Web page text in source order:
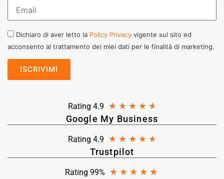
Dichiaro di aver letto la Policy Privacy vigente sul sito ed
acconsento al trattamento dei miei dati per le finalità di marketing.
Rating 4.9 ★ ★ ★ ★ ★
Google My Business
Rating 4.9 ★ ★ ★ ★ ★
Trustpilot
Rating 99% ★ ★ ★ ★ ★